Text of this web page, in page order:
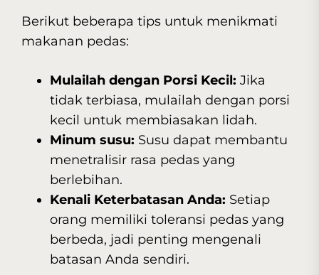
Berikut beberapa tips untuk menikmati
makanan pedas:
Mulailah dengan Porsi Kecil: Jika
tidak terbiasa, mulailah dengan porsi
kecil untuk membiasakan lidah.
Minum susu: Susu dapat membantu
menetralisir rasa pedas yang
berlebihan.
Kenali Keterbatasan Anda: Setiap
orang memiliki toleransi pedas yang
berbeda, jadi penting mengenali
batasan Anda sendiri.